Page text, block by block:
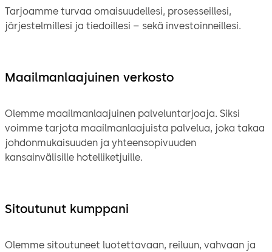
Tarjoamme turvaa omaisuudellesi, prosesseillesi,
järjestelmillesi ja tiedoillesi – sekä investoinneillesi.
Maailmanlaajuinen verkosto
Olemme maailmanlaajuinen palveluntarjoaja. Siksi
voimme tarjota maailmanlaajuista palvelua, joka takaa
johdonmukaisuuden ja yhteensopivuuden
kansainvälisille hotelliketjuille.
Sitoutunut kumppani
Olemme sitoutuneet luotettavaan, reiluun, vahvaan ja